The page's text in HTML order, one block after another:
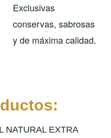
Exclusivas
conservas, sabrosas
y de máxima calidad.
NATURAL EXTRA